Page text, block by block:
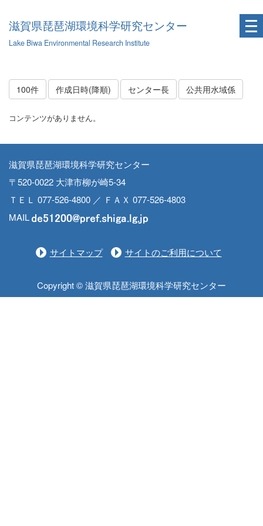
滋賀県琵琶湖環境科学研究センター
Lake Biwa Environmental Research Institute
100件 作成日時(降順) センター長 公共用水域係
コンテンツがありません。
滋賀県琵琶湖環境科学研究センター
〒520-0022 大津市柳が崎5-34
ＴＥＬ 077-526-4800 ／ ＦＡＸ 077-526-4803
MAIL
サイトマップ サイトのご利用について
Copyright © 滋賀県琵琶湖環境科学研究センター